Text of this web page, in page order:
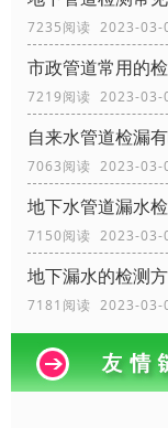
7235阅读 2023-03-
市政管道常用的
7219阅读 2023-03-
自来水管道检漏
7063阅读 2023-03-
地下水管道漏水
7150阅读 2023-03-
7181阅读 2023-03-